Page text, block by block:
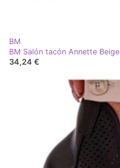
BM
BM Salón tacón Annette Beige
34,24 €